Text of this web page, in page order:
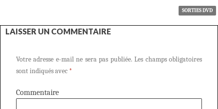
SORTIES DVD
LAISSER UN COMMENTAIRE
Votre adresse e-mail ne sera pas publiée. Les champs obligatoires
sont indiqués avec *
Commentaire